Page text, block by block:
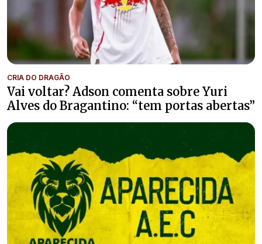
CRIA DO DRAGÃO
Vai voltar? Adson comenta sobre Yuri
Alves do Bragantino: “tem portas abertas”